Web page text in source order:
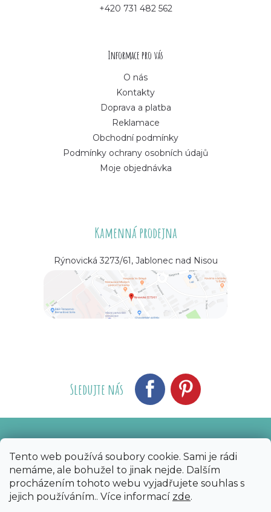
Tento web používá soubory cookie. Sami je rádi
nemáme, ale bohužel to jinak nejde. Dalším
procházením tohoto webu vyjadřujete souhlas s
jejich používáním.. Více informací zde.
+420 731 482 562
Informace pro vás
O nás
Kontakty
Doprava a platba
Reklamace
Obchodní podmínky
Podmínky ochrany osobních údajů
Moje objednávka
Kamenná prodejna
Rýnovická 3273/61, Jablonec nad Nisou
Sledujte nás
Copyright 2026 Bijoux Components - Svět
korálků. Všechna práva vyhrazena.